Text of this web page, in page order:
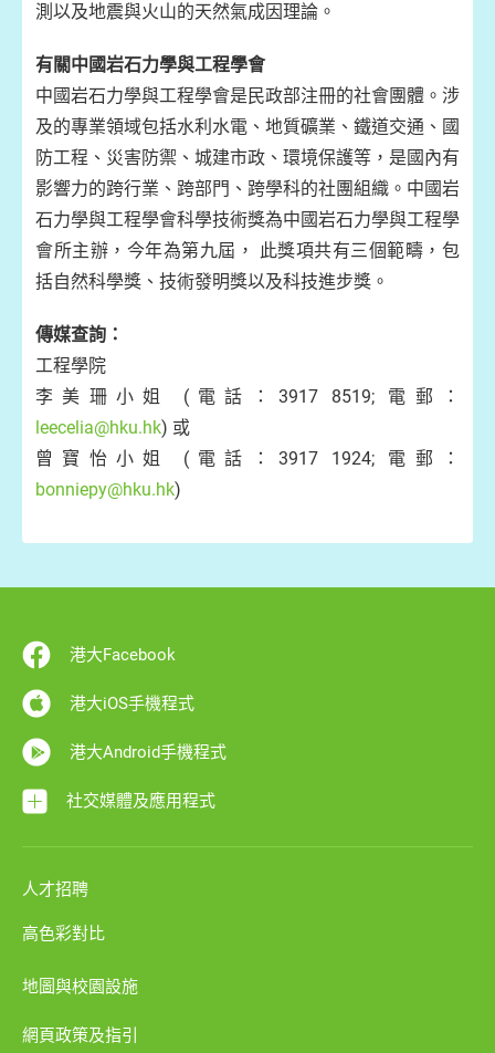
測以及地震與火山的天然氣成因理論。
有關中國岩石力學與工程學會
中國岩石力學與工程學會是民政部注冊的社會團體。涉
及的專業領域包括水利水電、地質礦業、鐵道交通、國
防工程、災害防禦、城建市政、環境保護等，是國內有
影響力的跨行業、跨部門、跨學科的社團組織。中國岩
石力學與工程學會科學技術獎為中國岩石力學與工程學
會所主辦，今年為第九屆， 此獎項共有三個範疇，包
括自然科學獎、技術發明獎以及科技進步獎。
傳媒查詢：
工程學院
李美珊小姐 (電話：3917 8519; 電郵：
leecelia@hku.hk) 或
曾寶怡小姐 (電話：3917 1924; 電郵：
bonniepy@hku.hk)
港大Facebook
港大iOS手機程式
港大Android手機程式
社交媒體及應用程式
人才招聘
高色彩對比
地圖與校園設施
網頁政策及指引